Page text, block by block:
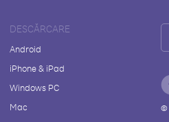
DESCĂRCARE
Android
iPhone & iPad
Windows PC
Mac
©